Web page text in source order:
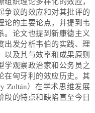
争议的效应和对其批评的
论的主要论点，并提到韦
。论文也提到新康德主义
出发分析韦伯的实践、理
以及其与效率和成果原则
学观察政治家和公务员之
在匈牙利的效应历史。其
Zoltán）在学术思维发展
段的特点和缺陷直至今日